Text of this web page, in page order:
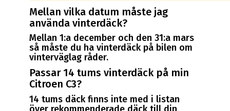
Mellan vilka datum måste jag
använda vinterdäck?
Mellan 1:a december och den 31:a mars
så måste du ha vinterdäck på bilen om
vinterväglag råder.
Passar 14 tums vinterdäck på min
Citroen C3?
14 tums däck finns inte med i listan